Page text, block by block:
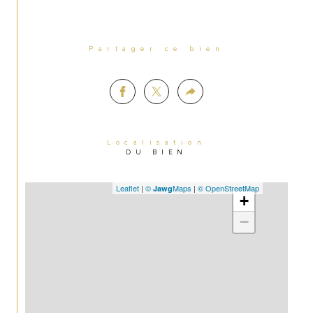
Partager ce bien
Localisation
DU BIEN
+
−
Leaflet | © JawgMaps | © OpenStreetMap